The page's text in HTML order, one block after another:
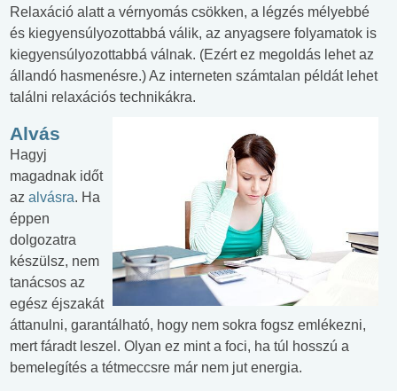
Relaxáció alatt a vérnyomás csökken, a légzés mélyebbé
és kiegyensúlyozottabbá válik, az anyagsere folyamatok is
kiegyensúlyozottabbá válnak. (Ezért ez megoldás lehet az
állandó hasmenésre.) Az interneten számtalan példát lehet
találni relaxációs technikákra.
Alvás
Hagyj
magadnak időt
az alvásra. Ha
éppen
dolgozatra
készülsz, nem
tanácsos az
egész éjszakát
áttanulni, garantálható, hogy nem sokra fogsz emlékezni,
mert fáradt leszel. Olyan ez mint a foci, ha túl hosszú a
bemelegítés a tétmeccsre már nem jut energia.